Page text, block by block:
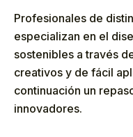
Profesionales de
especializan en el
sostenibles a través
creativos y de fácil
continuación un
innovadores.